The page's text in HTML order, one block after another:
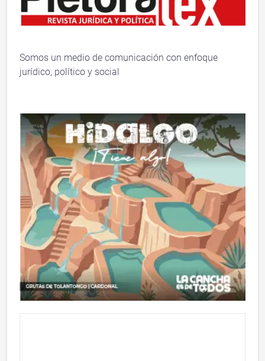
Somos un medio de comunicación con enfoque
jurídico, político y social